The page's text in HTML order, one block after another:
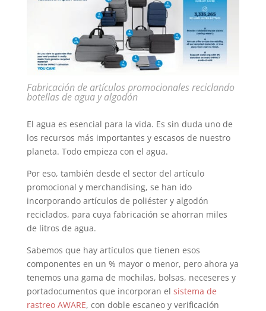
Fabricación de artículos promocionales reciclando
botellas de agua y algodón
El agua es esencial para la vida. Es sin duda uno de
los recursos más importantes y escasos de nuestro
planeta. Todo empieza con el agua.
Por eso, también desde el sector del artículo
promocional y merchandising, se han ido
incorporando artículos de poliéster y algodón
reciclados, para cuya fabricación se ahorran miles
de litros de agua.
Sabemos que hay artículos que tienen esos
componentes en un % mayor o menor, pero ahora ya
tenemos una gama de mochilas, bolsas, neceseres y
portadocumentos que incorporan el sistema de
rastreo AWARE, con doble escaneo y verificación